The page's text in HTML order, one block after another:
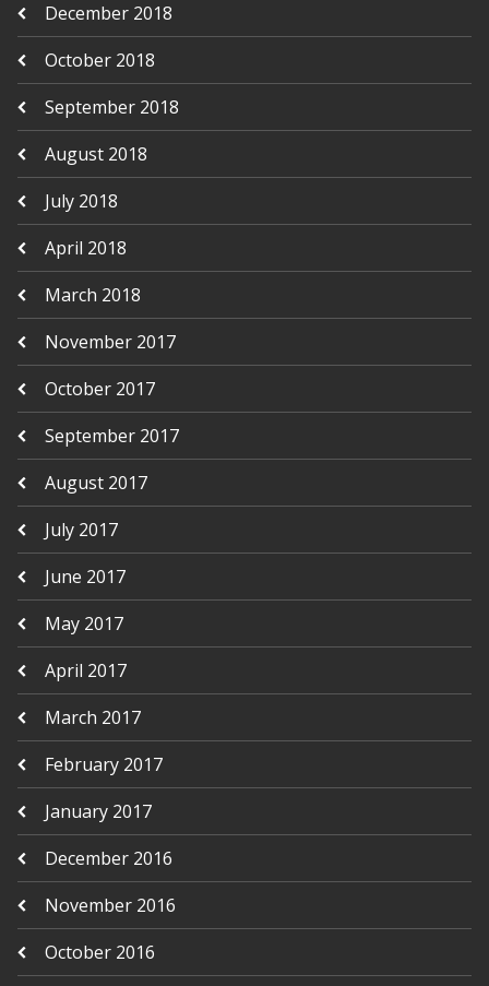
December 2018
October 2018
September 2018
August 2018
July 2018
April 2018
March 2018
November 2017
October 2017
September 2017
August 2017
July 2017
June 2017
May 2017
April 2017
March 2017
February 2017
January 2017
December 2016
November 2016
October 2016